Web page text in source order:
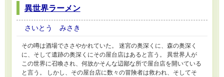
異世界ラーメン
さいとう みさき
その噂は酒場でささやかれていた。 迷宮の奥深くに、森の奥深く
に、そして遺跡の奥深くにその屋台店はあると言う。 異世界人が
この世界に召喚され、何故かそんな辺鄙な所で屋台店を開いている
と言う。 しかし、その屋台店に数々の冒険者は救われ、そしてそ